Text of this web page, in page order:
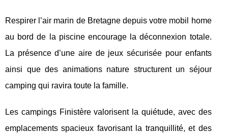
Respirer l’air marin de Bretagne depuis votre mobil home
au bord de la piscine encourage la déconnexion totale.
La présence d’une aire de jeux sécurisée pour enfants
ainsi que des animations nature structurent un séjour
camping qui ravira toute la famille.
Les campings Finistère valorisent la quiétude, avec des
emplacements spacieux favorisant la tranquillité, et des